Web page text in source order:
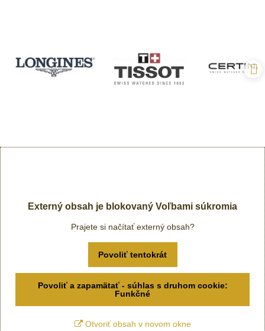
Externý obsah je blokovaný Voľbami súkromia
Prajete si načítať externý obsah?
Povoliť tentokrát
Povoliť a zapamätať - súhlas s druhom cookie:
Funkčné
Otvoriť obsah v novom okne